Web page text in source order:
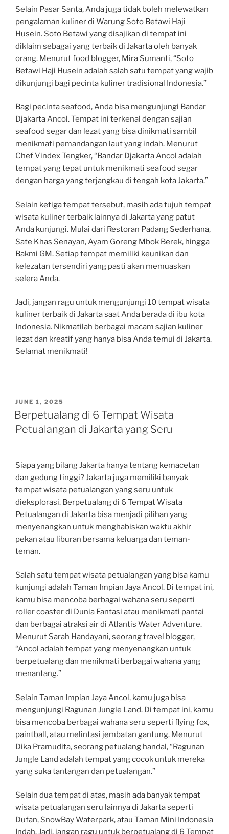
Selain Pasar Santa, Anda juga tidak boleh melewatkan
pengalaman kuliner di Warung Soto Betawi Haji
Husein. Soto Betawi yang disajikan di tempat ini
diklaim sebagai yang terbaik di Jakarta oleh banyak
orang. Menurut food blogger, Mira Sumanti, “Soto
Betawi Haji Husein adalah salah satu tempat yang wajib
dikunjungi bagi pecinta kuliner tradisional Indonesia.”
Bagi pecinta seafood, Anda bisa mengunjungi Bandar
Djakarta Ancol. Tempat ini terkenal dengan sajian
seafood segar dan lezat yang bisa dinikmati sambil
menikmati pemandangan laut yang indah. Menurut
Chef Vindex Tengker, “Bandar Djakarta Ancol adalah
tempat yang tepat untuk menikmati seafood segar
dengan harga yang terjangkau di tengah kota Jakarta.”
Selain ketiga tempat tersebut, masih ada tujuh tempat
wisata kuliner terbaik lainnya di Jakarta yang patut
Anda kunjungi. Mulai dari Restoran Padang Sederhana,
Sate Khas Senayan, Ayam Goreng Mbok Berek, hingga
Bakmi GM. Setiap tempat memiliki keunikan dan
kelezatan tersendiri yang pasti akan memuaskan
selera Anda.
Jadi, jangan ragu untuk mengunjungi 10 tempat wisata
kuliner terbaik di Jakarta saat Anda berada di ibu kota
Indonesia. Nikmatilah berbagai macam sajian kuliner
lezat dan kreatif yang hanya bisa Anda temui di Jakarta.
Selamat menikmati!
POSTED
ON
JUNE 1, 2025
Berpetualang di 6 Tempat Wisata
Petualangan di Jakarta yang Seru
Siapa yang bilang Jakarta hanya tentang kemacetan
dan gedung tinggi? Jakarta juga memiliki banyak
tempat wisata petualangan yang seru untuk
dieksplorasi. Berpetualang di 6 Tempat Wisata
Petualangan di Jakarta bisa menjadi pilihan yang
menyenangkan untuk menghabiskan waktu akhir
pekan atau liburan bersama keluarga dan teman-
teman.
Salah satu tempat wisata petualangan yang bisa kamu
kunjungi adalah Taman Impian Jaya Ancol. Di tempat ini,
kamu bisa mencoba berbagai wahana seru seperti
roller coaster di Dunia Fantasi atau menikmati pantai
dan berbagai atraksi air di Atlantis Water Adventure.
Menurut Sarah Handayani, seorang travel blogger,
“Ancol adalah tempat yang menyenangkan untuk
berpetualang dan menikmati berbagai wahana yang
menantang.”
Selain Taman Impian Jaya Ancol, kamu juga bisa
mengunjungi Ragunan Jungle Land. Di tempat ini, kamu
bisa mencoba berbagai wahana seru seperti flying fox,
paintball, atau melintasi jembatan gantung. Menurut
Dika Pramudita, seorang petualang handal, “Ragunan
Jungle Land adalah tempat yang cocok untuk mereka
yang suka tantangan dan petualangan.”
Selain dua tempat di atas, masih ada banyak tempat
wisata petualangan seru lainnya di Jakarta seperti
Dufan, SnowBay Waterpark, atau Taman Mini Indonesia
Indah. Jadi, jangan ragu untuk berpetualang di 6 Tempat